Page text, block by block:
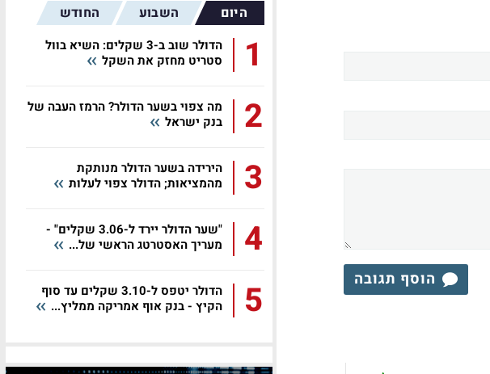
הוסף תגובה
היום השבוע החודש
1
הדולר שוב ב-3 שקלים: השיא בוול
סטריט מחזק את השקל
2
מה צפוי בשער הדולר? הרמז העבה של
בנק ישראל
3
הירידה בשער הדולר מנותקת
מהמציאות; הדולר צפוי לעלות
4
"שער הדולר יירד ל-3.06 שקלים" -
מעריך האסטרטג הראשי של...
5
הדולר יטפס ל-3.10 שקלים עד סוף
הקיץ - בנק אוף אמריקה ממליץ...